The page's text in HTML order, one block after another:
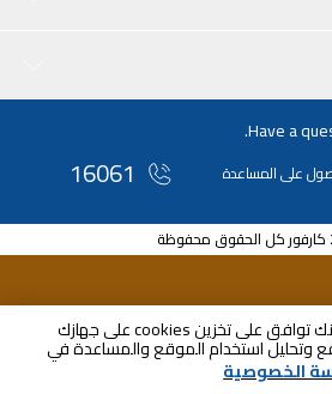
بالنقر فوق «متابعة»، فإنك توافق على تخزين cookies على جهازك
وتحليل استخدام الموقع والمساعدة في
الخصوصية
Have a
على المساعدة 16061